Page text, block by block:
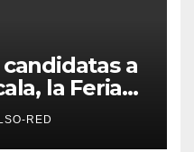
a
la Feria
Flor
RED